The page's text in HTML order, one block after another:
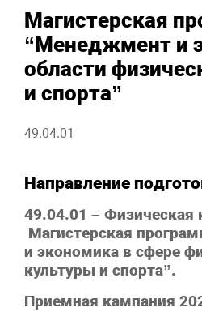
Магистерская
“Менеджмент и
области
и спорта”
49.04.01
Направление
49.04.01 – Физическая
Магистерская
и экономика в сфере
культуры и спорта”.
Приемная кампания